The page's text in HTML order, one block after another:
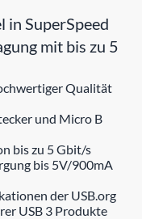
in SuperSpeed
mit bis zu 5
Qualität
und Micro B
bis zu 5 Gbit/s
bis 5V/900mA
der USB.org
USB 3 Produkte